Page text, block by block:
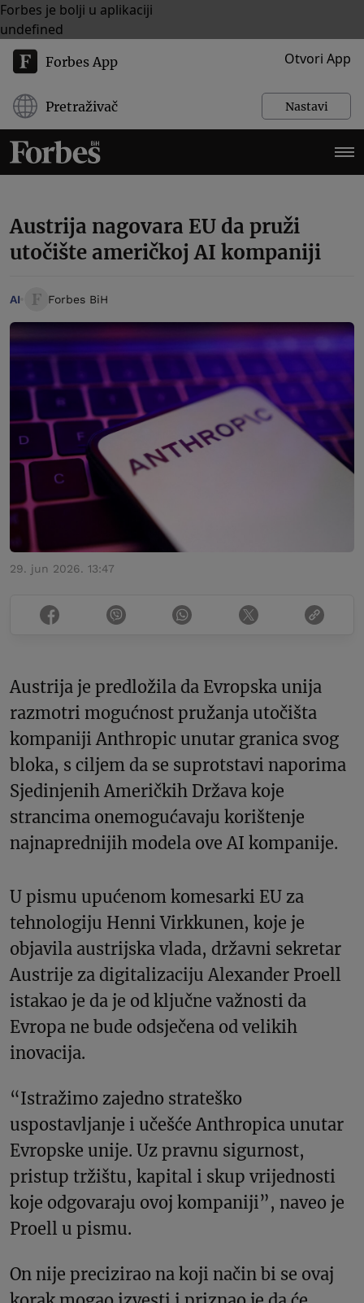
Forbes je bolji u aplikaciji
undefined
Forbes App Otvori App
Pretraživač Nastavi
Austrija nagovara EU da pruži
utočište američkoj AI kompaniji
AI Forbes BiH
29. jun 2026. 13:47
Austrija je predložila da Evropska unija
razmotri mogućnost pružanja utočišta
kompaniji Anthropic unutar granica svog
bloka, s ciljem da se suprotstavi naporima
Sjedinjenih Američkih Država koje
strancima onemogućavaju korištenje
najnaprednijih modela ove AI kompanije.
U pismu upućenom komesarki EU za
tehnologiju Henni Virkkunen, koje je
objavila austrijska vlada, državni sekretar
Austrije za digitalizaciju Alexander Proell
istakao je da je od ključne važnosti da
Evropa ne bude odsječena od velikih
inovacija.
“Istražimo zajedno strateško
uspostavljanje i učešće Anthropica unutar
Evropske unije. Uz pravnu sigurnost,
pristup tržištu, kapital i skup vrijednosti
koje odgovaraju ovoj kompaniji”, naveo je
Proell u pismu.
On nije precizirao na koji način bi se ovaj